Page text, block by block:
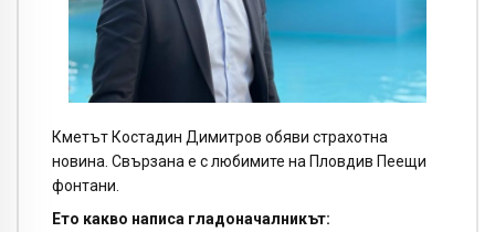
Кметът Костадин Димитров обяви страхотна
новина. Свързана е с любимите на Пловдив Пеещи
фонтани.
Ето какво написа гладоначалникът: